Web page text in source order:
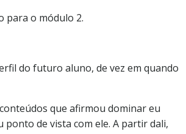
para o módulo 2.
do futuro aluno, de vez em quando
que afirmou dominar eu
de vista com ele. A partir dali,